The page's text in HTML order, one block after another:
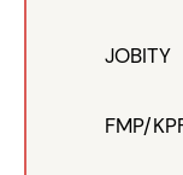
JOBITY
FMP/